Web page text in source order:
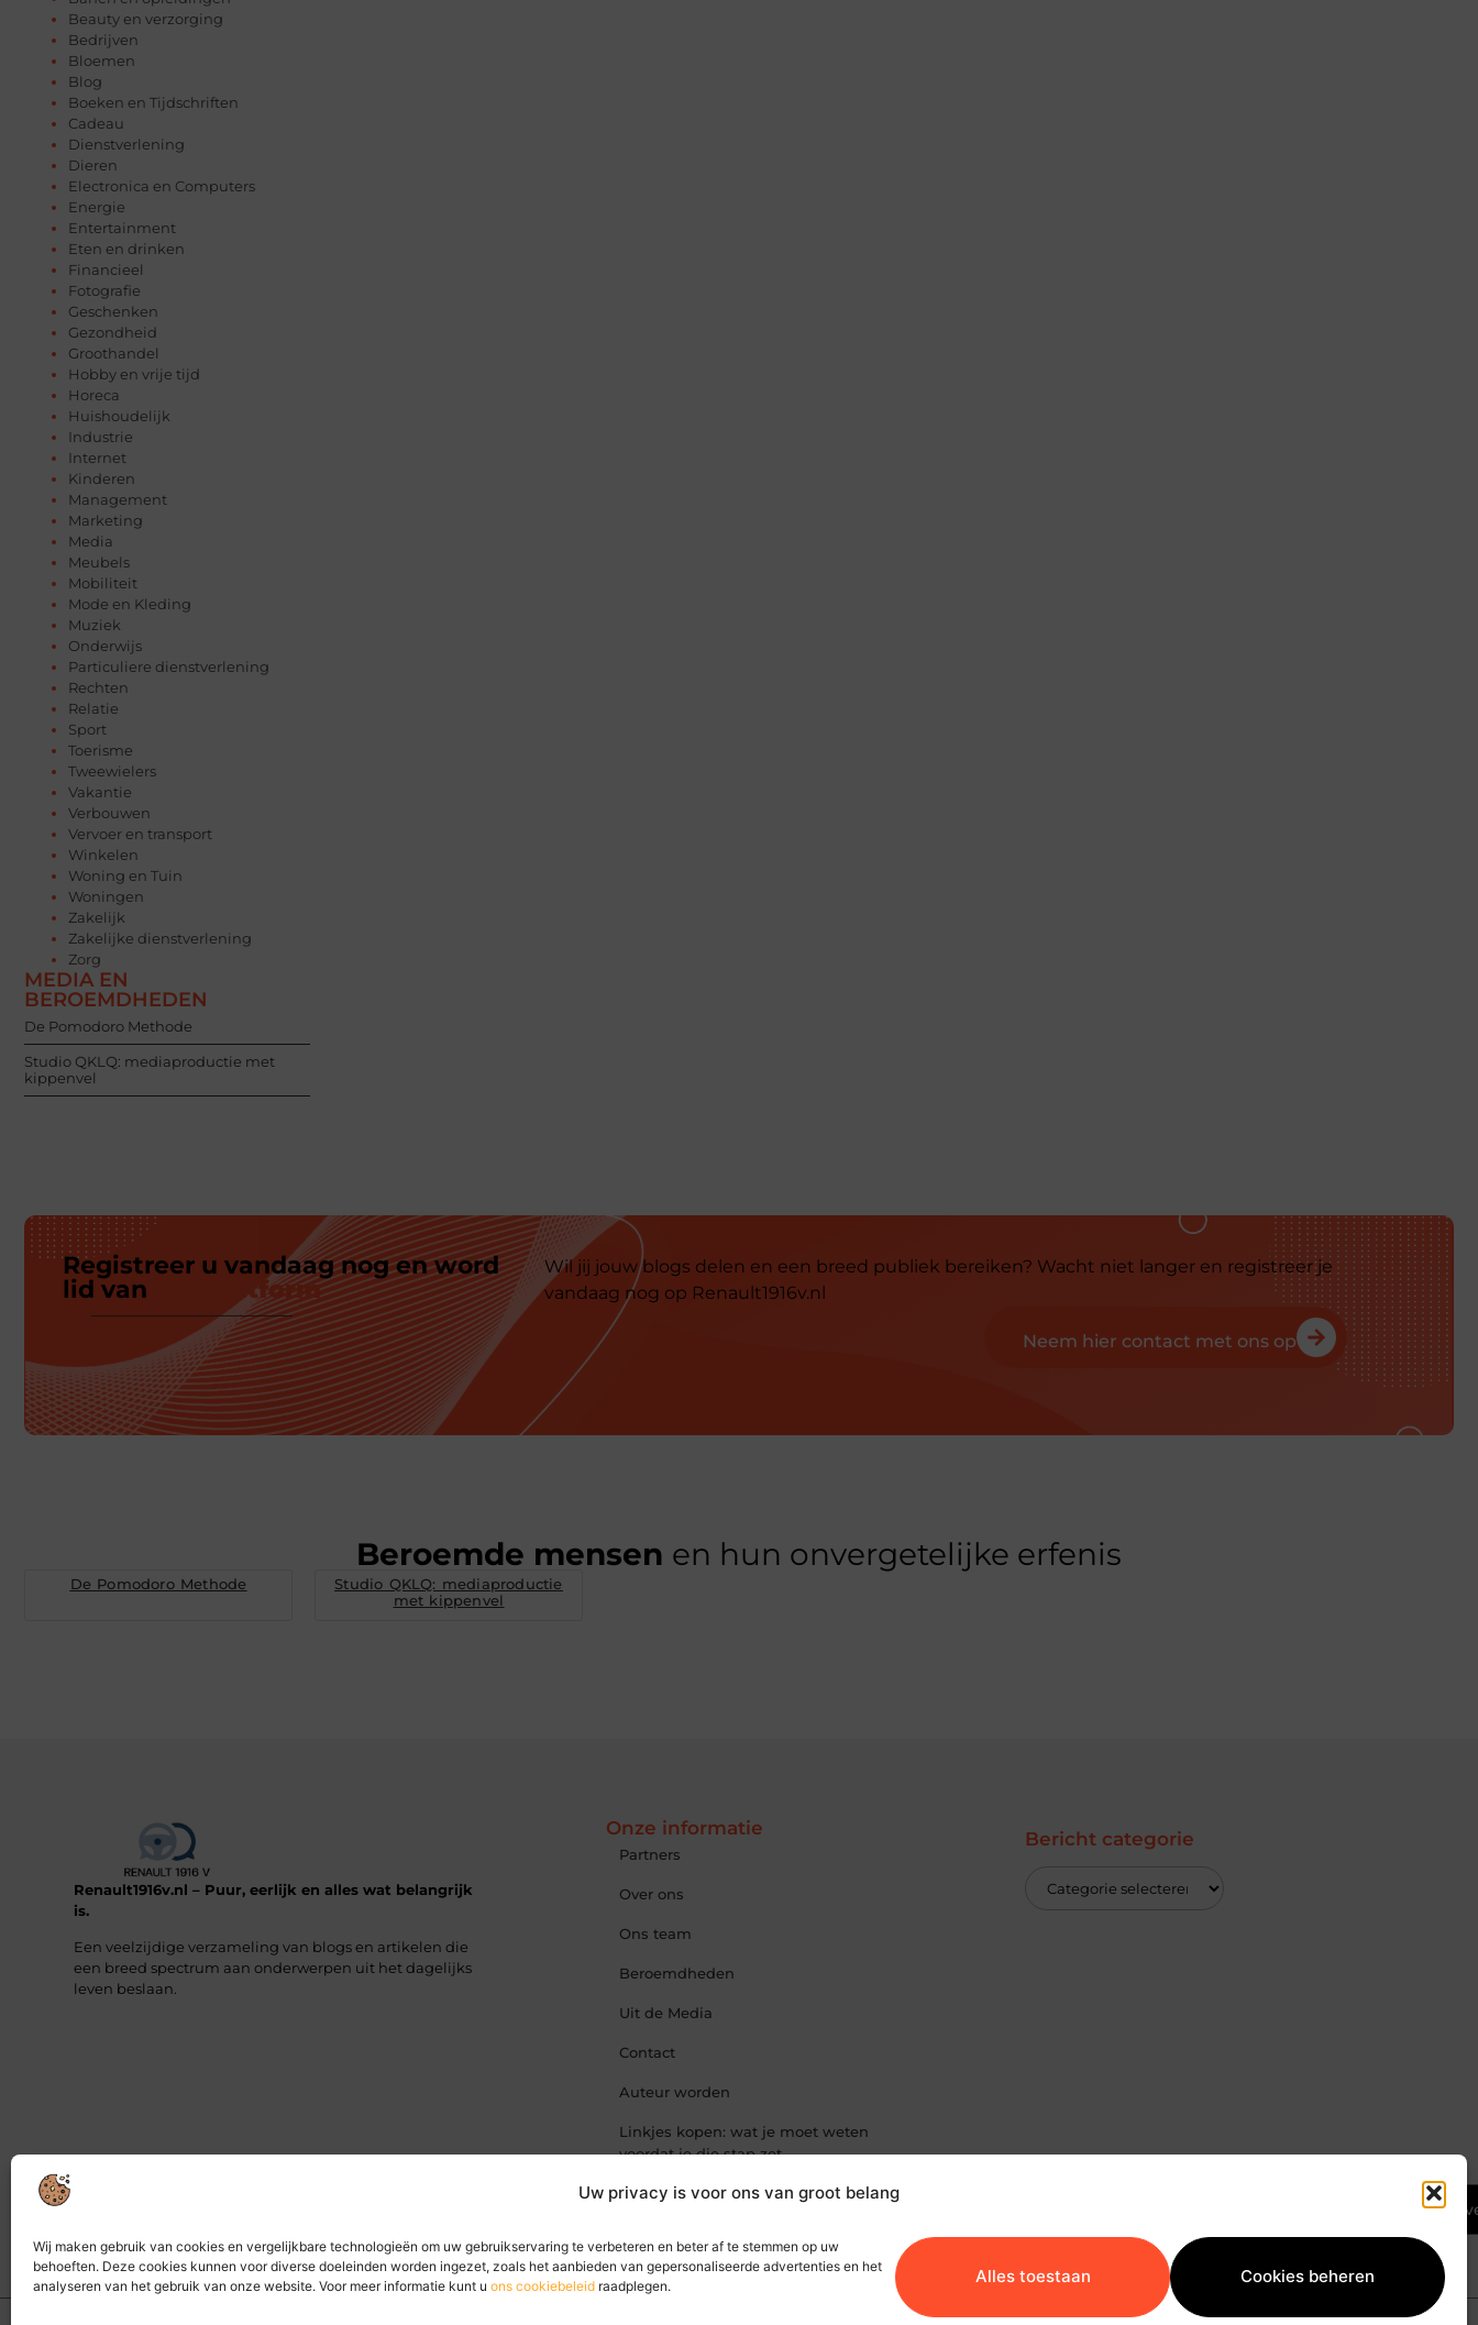
Uw privacy is voor ons van groot belang
Wij maken gebruik van cookies en vergelijkbare technologieën om uw gebruikservaring te verbeteren en beter af te stemmen op uw
behoeften. Deze cookies kunnen voor diverse doeleinden worden ingezet, zoals het aanbieden van gepersonaliseerde advertenties en het
analyseren van het gebruik van onze website. Voor meer informatie kunt u ons cookiebeleid raadplegen. Alles toestaan Cookies beheren
Ga Naar
Beauty en verzorging
Bedrijven
Bloemen
Blog
Boeken en Tijdschriften
Cadeau
Dienstverlening
Dieren
Electronica en Computers
Energie
Entertainment
Eten en drinken
Financieel
Fotografie
Geschenken
Gezondheid
Groothandel
Hobby en vrije tijd
Horeca
Huishoudelijk
Industrie
Internet
Kinderen
Management
Marketing
Media
Meubels
Mobiliteit
Mode en Kleding
Muziek
Onderwijs
Particuliere dienstverlening
Rechten
Relatie
Sport
Toerisme
Tweewielers
Vakantie
Verbouwen
Vervoer en transport
Winkelen
Woning en Tuin
Woningen
Zakelijk
Zakelijke dienstverlening
Zorg
MEDIA EN
BEROEMDHEDEN
De Pomodoro Methode
Studio QKLQ: mediaproductie met
kippenvel
Registreer u vandaag nog en word
lid van
ons platform
Wil jij jouw blogs delen en een breed publiek bereiken? Wacht niet langer en registreer je
vandaag nog op Renault1916v.nl
Neem hier contact met ons op
Beroemde mensen en hun onvergetelijke erfenis
De Pomodoro Methode
Studio QKLQ: mediaproductie
met kippenvel
Renault1916v.nl – Puur, eerlijk en alles wat belangrijk
is.
Een veelzijdige verzameling van blogs en artikelen die
een breed spectrum aan onderwerpen uit het dagelijks
leven beslaan.
Onze informatie
Partners
Over ons
Ons team
Beroemdheden
Uit de Media
Contact
Auteur worden
Linkjes kopen: wat je moet weten
voordat je die stap zet
Geld online verdienen: hoe jij
Bericht categorie